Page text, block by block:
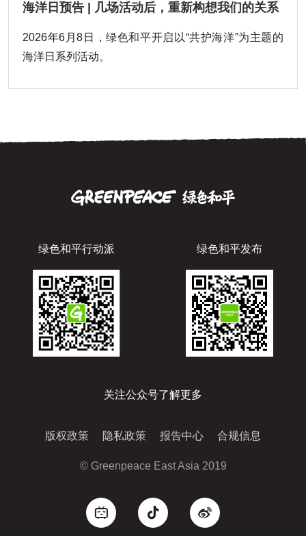
海洋日预告 | 几场活动后，重新构想我们的关系
2026年6月8日，绿色和平开启以“共护海洋”为主题的
海洋日系列活动。
绿色和平行动派 绿色和平发布
关注公众号了解更多
版权政策 隐私政策 报告中心 合规信息
© Greenpeace East Asia 2019